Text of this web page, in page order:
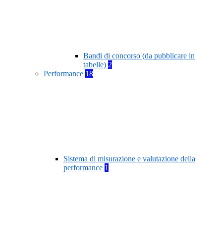
Bandi di concorso (da pubblicare in
tabelle) 2
Performance 18
Sistema di misurazione e valutazione della
performance 1